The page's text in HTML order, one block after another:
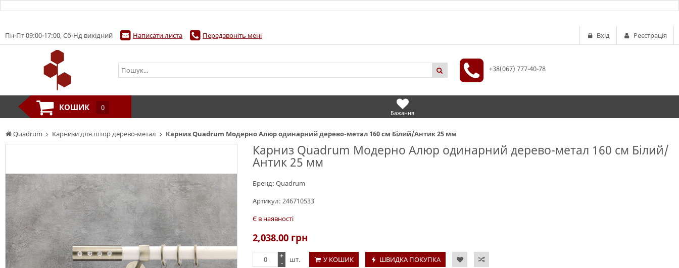
Quadrum Карнизи для штор дерево-метал Карниз Quadrum Модерно Алюр одинарний дерево-метал 160 см Білий/Антик 25 мм
Карниз Quadrum Модерно Алюр одинарний дерево-метал 160 см Білий/
Антик 25 мм
Бренд: Quadrum
Артикул: 246710533
Є в наявності
2,038.00 грн
+
-
шт. У КОШИК ШВИДКА ПОКУПКА
Пн-Пт 09:00-17:00, Сб-Нд вихідний Написати листа Передзвоніть мені Вхід Реєстрація
+38(067) 777-40-78
КОШИК 0
Бажання